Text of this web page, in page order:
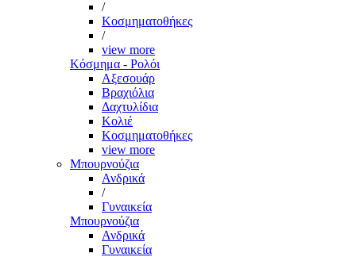
/
Κοσμηματοθήκες
/
view more
Κόσμημα - Ρολόι
Αξεσουάρ
Βραχιόλια
Δαχτυλίδια
Κολιέ
Κοσμηματοθήκες
view more
Μπουρνούζια
Ανδρικά
/
Γυναικεία
Μπουρνούζια
Ανδρικά
Γυναικεία